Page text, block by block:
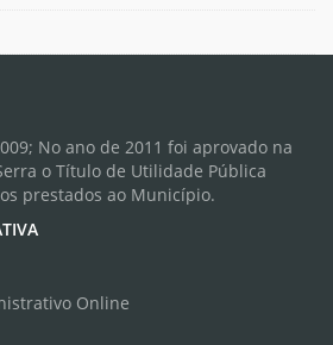
No ano de 2011 foi aprovado na
o Título de Utilidade Pública
prestados ao Município.
Online